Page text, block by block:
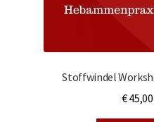
Stoffwindel
€45,00